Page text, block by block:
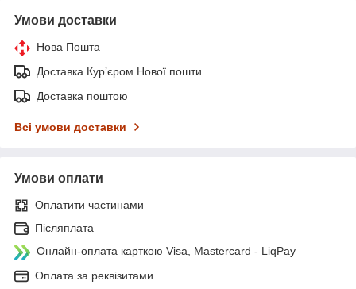
Умови доставки
Нова Пошта
Доставка Курʼєром Нової пошти
Доставка поштою
Всі умови доставки
Умови оплати
Оплатити частинами
Післяплата
Онлайн-оплата карткою Visa, Mastercard - LiqPay
Оплата за реквізитами